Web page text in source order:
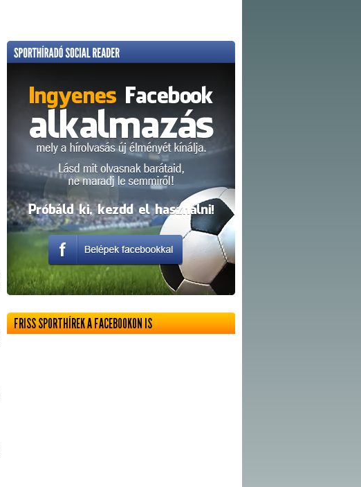
FRISS SPORTHÍREK A FACEBOOKON IS